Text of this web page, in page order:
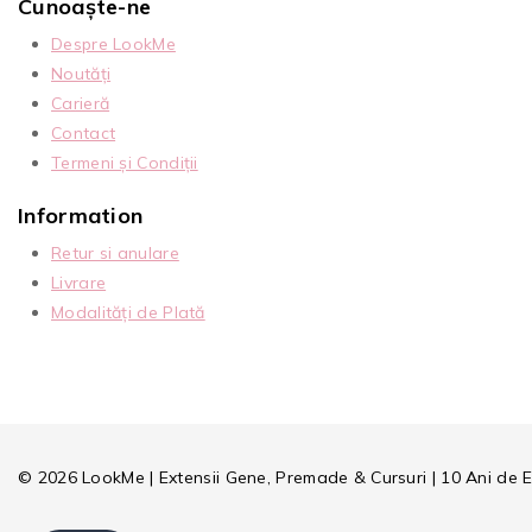
Cunoaște-ne
Despre LookMe
Noutăți
Carieră
Contact
Termeni și Condiții
Information
Retur si anulare
Livrare
Modalități de Plată
© 2026 LookMe | Extensii Gene, Premade & Cursuri | 10 Ani de